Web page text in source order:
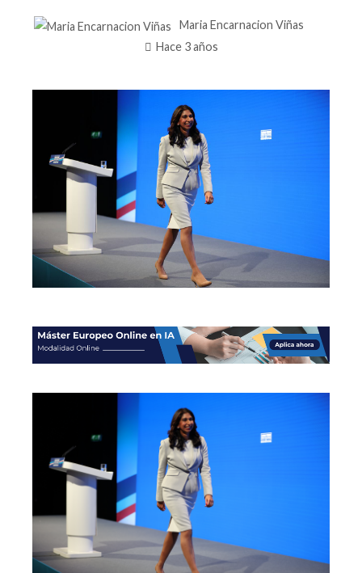
Maria Encarnacion Viñas
Hace 3 años